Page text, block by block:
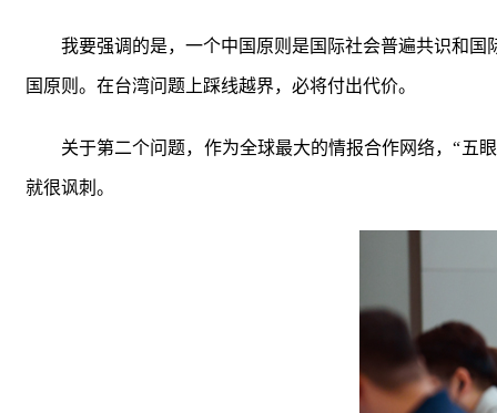
我要强调的是，一个中国原则是国际社会普遍共识和
国原则。在台湾问题上踩线越界，必将付出代价。
关于第二个问题，作为全球最大的情报合作网络，“五
就很讽刺。